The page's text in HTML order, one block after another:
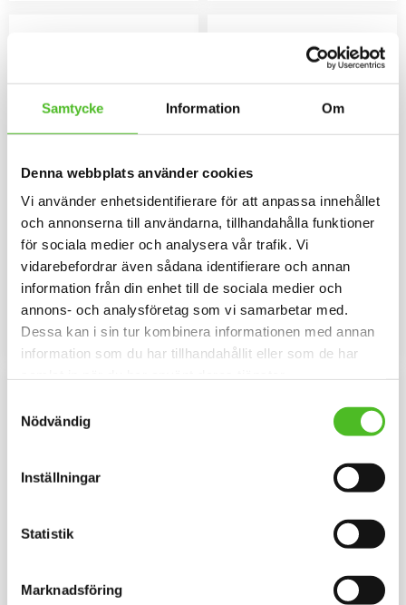
Samtycke Information Om
Denna webbplats använder cookies
Vi använder enhetsidentifierare för att anpassa innehållet
och annonserna till användarna, tillhandahålla funktioner
för sociala medier och analysera vår trafik. Vi
vidarebefordrar även sådana identifierare och annan
information från din enhet till de sociala medier och
annons- och analysföretag som vi samarbetar med.
Dessa kan i sin tur kombinera informationen med annan
information som du har tillhandahållit eller som de har
Nödvändig
Inställningar
Statistik
Marknadsföring
Pannband med Welsh
Corgi Cardigan
Pannband i kraftig Bomull /
en Welsh Corgi Cardigan.
Lägg till i favoriter
INFO
Keps i juniorstorlek med
Welsh Corgi cardigan
Keps i juniorstorlek i 100%
och baksida av nät och en
siluettbild av en Welsh Corgi
cardigan. Luftig och skön keps.
KÖP
Corgi Cardigan
Barnmössa med Welsh
Corgi Cardigan